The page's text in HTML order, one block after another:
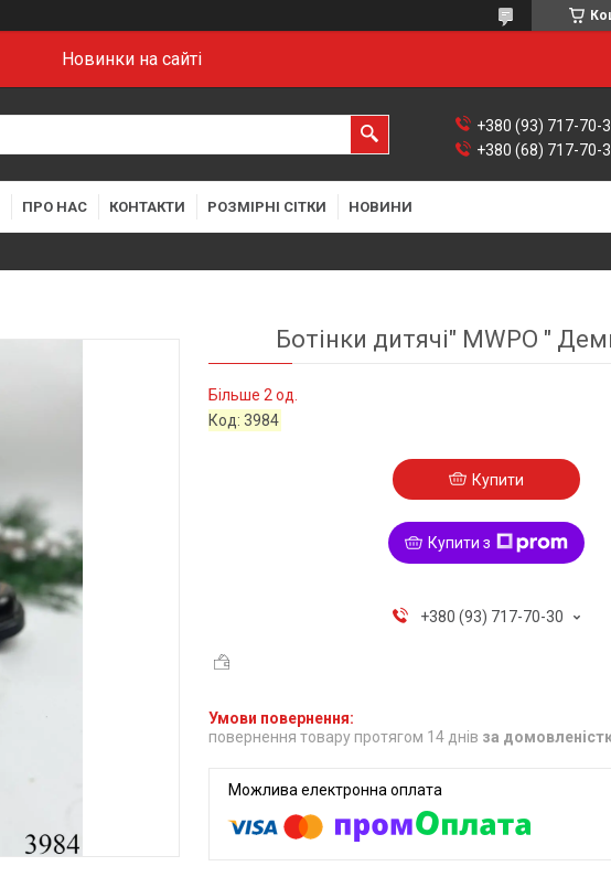
Новинки на сайті
+380 (93) 717-70-
+380 (68) 717-70-
ПРО НАС КОНТАКТИ РОЗМІРНІ СІТКИ НОВИНИ
Ботінки дитячі" MWPO "
Більше 2 од.
Код:3984
Купити
Купити з
+380 (93) 717-70-30
повернення товару протягом 14 днів за